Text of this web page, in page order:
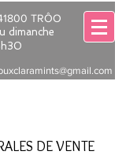
TRÔO
dimanche
DE VENTE